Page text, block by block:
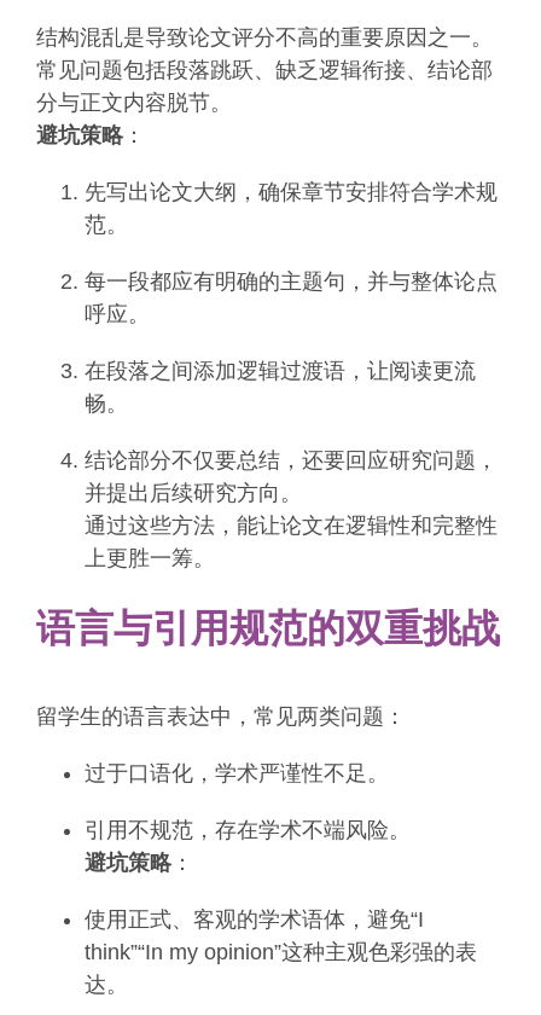
结构混乱是导致论文评分不高的重要原因之一。
常见问题包括段落跳跃、缺乏逻辑衔接、结论部
分与正文内容脱节。
避坑策略 ：
先写出论文大纲，确保章节安排符合学术规
范。
每一段都应有明确的主题句，并与整体论点
呼应。
在段落之间添加逻辑过渡语，让阅读更流
畅。
结论部分不仅要总结，还要回应研究问题，
并提出后续研究方向。
通过这些方法，能让论文在逻辑性和完整性
上更胜一筹。
语言与引用规范的双重挑战
留学生的语言表达中，常见两类问题：
过于口语化，学术严谨性不足。
引用不规范，存在学术不端风险。
避坑策略 ：
使用正式、客观的学术语体，避免“I
think”“In my opinion”这种主观色彩强的表
达。